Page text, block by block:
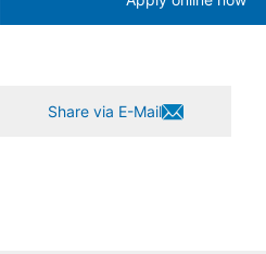
Share via E-Mail